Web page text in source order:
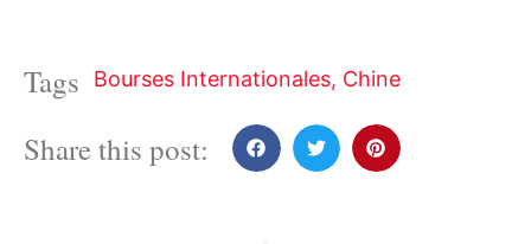
Tags Bourses Internationales, Chine
Share this post: